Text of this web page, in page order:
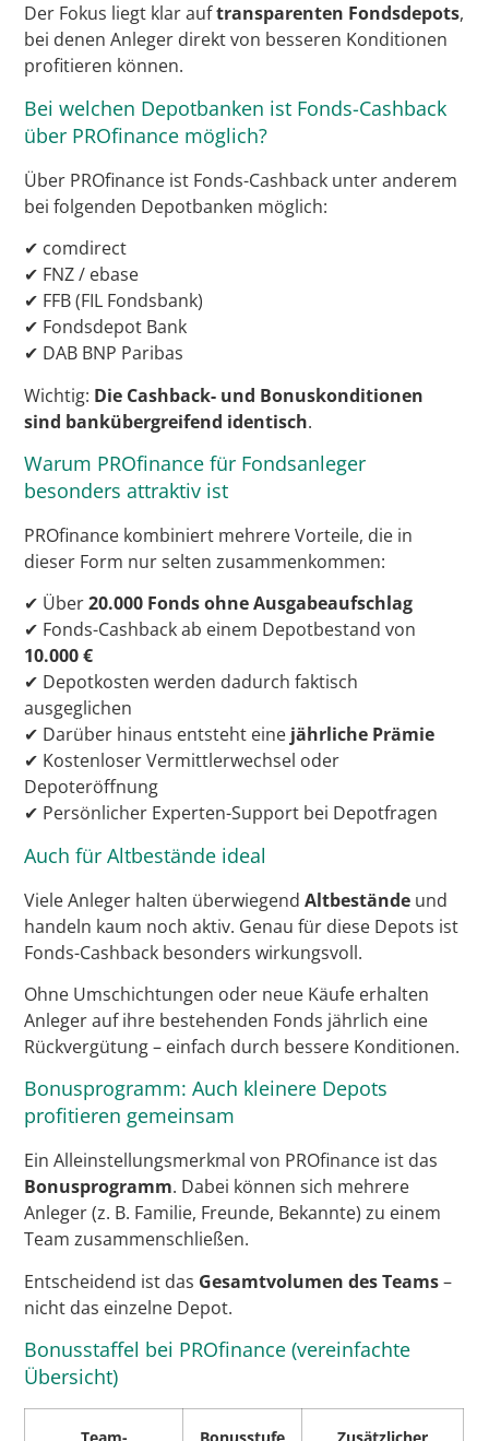
Der Fokus liegt klar auftransparenten Fondsdepots,
bei denen Anleger direkt von besseren Konditionen
profitieren können.
Bei welchen Depotbanken ist Fonds-Cashback
über PROfinance möglich?
Über PROfinance ist Fonds-Cashback unter anderem
bei folgenden Depotbanken möglich:
✔ comdirect
✔ FNZ / ebase
✔ FFB (FIL Fondsbank)
✔ Fondsdepot Bank
✔ DAB BNP Paribas
Wichtig: Die Cashback- und Bonuskonditionen
sind bankübergreifend identisch.
Warum PROfinance für Fondsanleger
besonders attraktiv ist
PROfinance kombiniert mehrere Vorteile, die in
dieser Form nur selten zusammenkommen:
✔ Über20.000 Fonds ohne Ausgabeaufschlag
✔ Fonds-Cashback ab einem Depotbestand von
10.000 €
✔ Depotkosten werden dadurch faktisch
ausgeglichen
✔ Darüber hinaus entsteht eine jährliche Prämie
✔ Kostenloser Vermittlerwechsel oder
Depoteröffnung
✔ Persönlicher Experten-Support bei Depotfragen
Auch für Altbestände ideal
Viele Anleger halten überwiegendAltbestände und
handeln kaum noch aktiv. Genau für diese Depots ist
Fonds-Cashback besonders wirkungsvoll.
Ohne Umschichtungen oder neue Käufe erhalten
Anleger auf ihre bestehenden Fonds jährlich eine
Rückvergütung – einfach durch bessere Konditionen.
Bonusprogramm: Auch kleinere Depots
profitieren gemeinsam
Ein Alleinstellungsmerkmal von PROfinance ist das
Bonusprogramm. Dabei können sich mehrere
Anleger (z. B. Familie, Freunde, Bekannte) zu einem
Team zusammenschließen.
Entscheidend ist das Gesamtvolumen des Teams–
nicht das einzelne Depot.
Bonusstaffel bei PROfinance (vereinfachte
Übersicht)